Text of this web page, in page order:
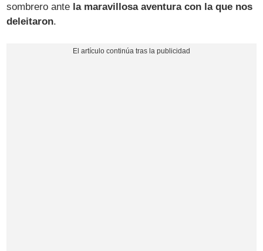
sombrero ante la maravillosa aventura con la que nos
deleitaron.